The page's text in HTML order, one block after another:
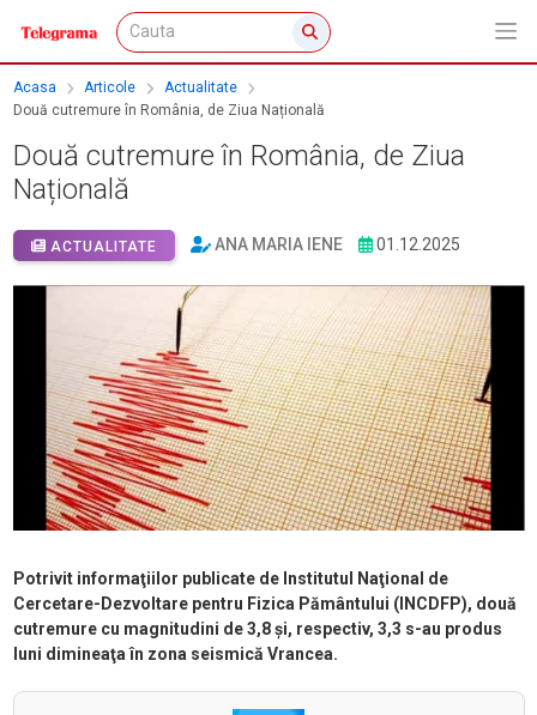
Acasa Articole
Actualitate
Două cutremure în România, de Ziua Națională
Două cutremure în România, de Ziua
Națională
ACTUALITATE ANA MARIA IENE 01.12.2025
Potrivit informaţiilor publicate de Institutul Naţional de
Cercetare-Dezvoltare pentru Fizica Pământului (INCDFP), două
cutremure cu magnitudini de 3,8 şi, respectiv, 3,3 s-au produs
luni dimineaţa în zona seismică Vrancea.